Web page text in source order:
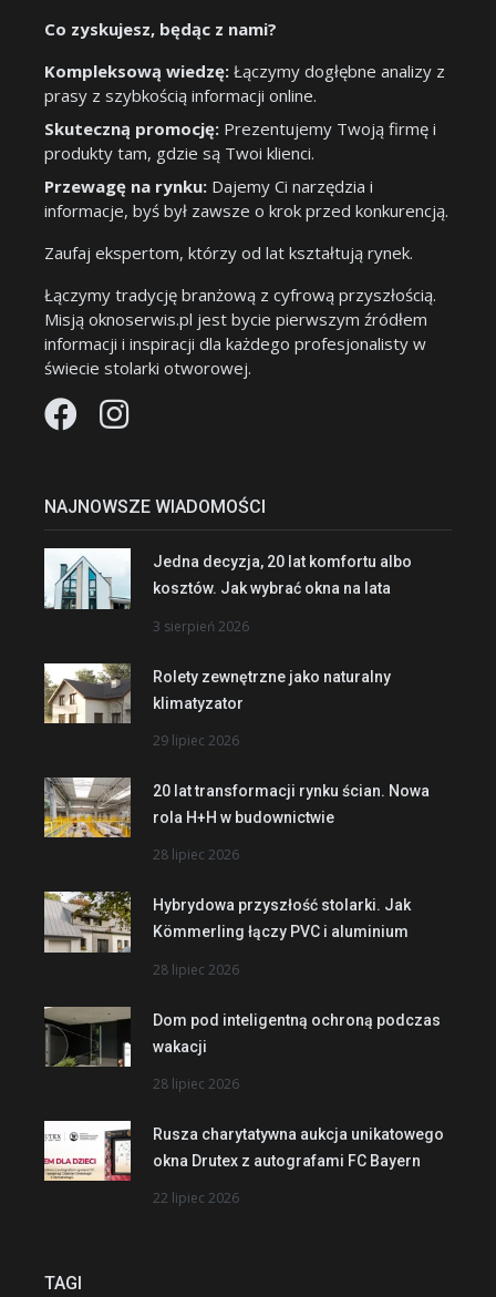
Co zyskujesz, będąc z nami?
Kompleksową wiedzę: Łączymy dogłębne analizy z
prasy z szybkością informacji online.
Skuteczną promocję: Prezentujemy Twoją firmę i
produkty tam, gdzie są Twoi klienci.
Przewagę na rynku: Dajemy Ci narzędzia i
informacje, byś był zawsze o krok przed konkurencją.
Zaufaj ekspertom, którzy od lat kształtują rynek.
Łączymy tradycję branżową z cyfrową przyszłością.
Misją oknoserwis.pl jest bycie pierwszym źródłem
informacji i inspiracji dla każdego profesjonalisty w
świecie stolarki otworowej.
NAJNOWSZE WIADOMOŚCI
Jedna decyzja, 20 lat komfortu albo
kosztów. Jak wybrać okna na lata
3 sierpień 2026
Rolety zewnętrzne jako naturalny
klimatyzator
29 lipiec 2026
20 lat transformacji rynku ścian. Nowa
rola H+H w budownictwie
28 lipiec 2026
Hybrydowa przyszłość stolarki. Jak
Kömmerling łączy PVC i aluminium
28 lipiec 2026
Dom pod inteligentną ochroną podczas
wakacji
28 lipiec 2026
Rusza charytatywna aukcja unikatowego
okna Drutex z autografami FC Bayern
22 lipiec 2026
TAGI